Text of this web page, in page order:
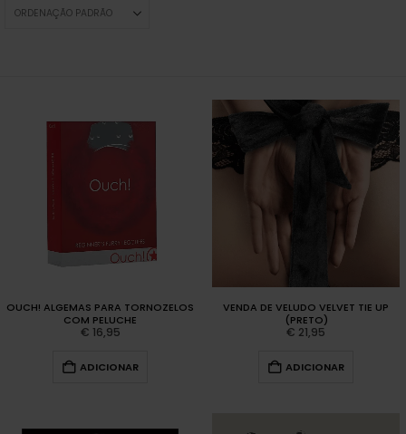
OUCH! ALGEMAS PARA TORNOZELOS
COM PELUCHE
€ 16,95
ADICIONAR
VENDA DE VELUDO VELVET TIE UP
(PRETO)
€ 21,95
ADICIONAR